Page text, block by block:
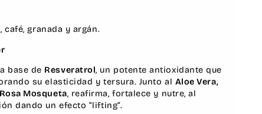
granada y argán.
base de Resveratrol, un potente antioxidante que
su elasticidad y tersura. Junto al Aloe Vera,
Mosqueta, reafirma, fortalece y nutre, al
dando un efecto “lifting”.